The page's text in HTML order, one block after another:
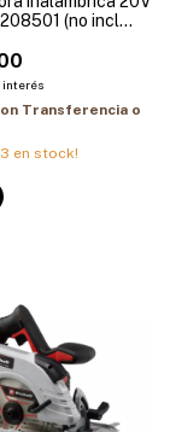
(no incl
interés
Transferencia o
3 en stock!